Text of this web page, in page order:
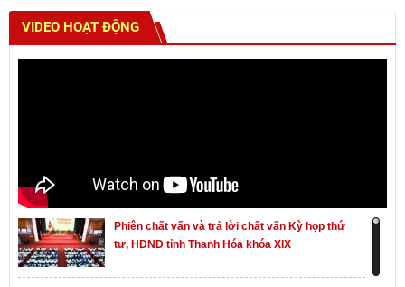
VIDEO HOẠT ĐỘNG
Phiên chất vấn và trả lời chất vấn Kỳ họp thứ
tư, HĐND tỉnh Thanh Hóa khóa XIX